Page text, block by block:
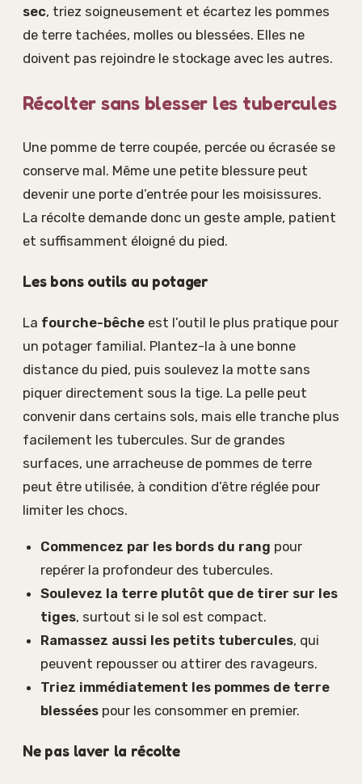
sec, triez soigneusement et écartez les pommes
de terre tachées, molles ou blessées. Elles ne
doivent pas rejoindre le stockage avec les autres.
Récolter sans blesser les tubercules
Une pomme de terre coupée, percée ou écrasée se
conserve mal. Même une petite blessure peut
devenir une porte d’entrée pour les moisissures.
La récolte demande donc un geste ample, patient
et suffisamment éloigné du pied.
Les bons outils au potager
La fourche-bêche est l’outil le plus pratique pour
un potager familial. Plantez-la à une bonne
distance du pied, puis soulevez la motte sans
piquer directement sous la tige. La pelle peut
convenir dans certains sols, mais elle tranche plus
facilement les tubercules. Sur de grandes
surfaces, une arracheuse de pommes de terre
peut être utilisée, à condition d’être réglée pour
limiter les chocs.
Commencez par les bords du rang pour
repérer la profondeur des tubercules.
Soulevez la terre plutôt que de tirer sur les
tiges, surtout si le sol est compact.
Ramassez aussi les petits tubercules, qui
peuvent repousser ou attirer des ravageurs.
Triez immédiatement les pommes de terre
blesséespour les consommer en premier.
Ne pas laver la récolte